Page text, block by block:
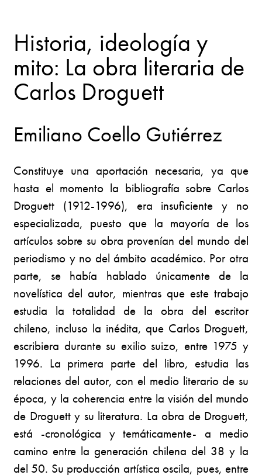
Historia, ideología y
mito: La obra literaria de
Carlos Droguett
Emiliano Coello Gutiérrez
Constituye una aportación necesaria, ya que
hasta el momento la bibliografía sobre Carlos
Droguett (1912-1996), era insuficiente y no
especializada, puesto que la mayoría de los
artículos sobre su obra provenían del mundo del
periodismo y no del ámbito académico. Por otra
parte, se había hablado únicamente de la
novelística del autor, mientras que este trabajo
estudia la totalidad de la obra del escritor
chileno, incluso la inédita, que Carlos Droguett,
escribiera durante su exilio suizo, entre 1975 y
1996. La primera parte del libro, estudia las
relaciones del autor, con el medio literario de su
época, y la coherencia entre la visión del mundo
de Droguett y su literatura. La obra de Droguett,
está -cronológica y temáticamente- a medio
camino entre la generación chilena del 38 y la
del 50. Su producción artística oscila, pues, entre